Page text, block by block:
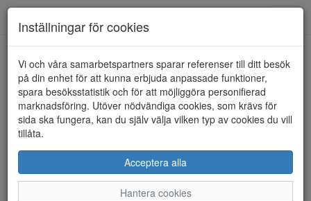
HEM KAVAT
Inställningar för cookies
Vi och våra samarbetspartners sparar referenser till ditt besök
på din enhet för att kunna erbjuda anpassade funktioner,
spara besöksstatistik och för att möjliggöra personifierad
marknadsföring. Utöver nödvändiga cookies, som krävs för
sida ska fungera, kan du själv välja vilken typ av cookies du vill
tillåta.
Acceptera alla
Hantera cookies